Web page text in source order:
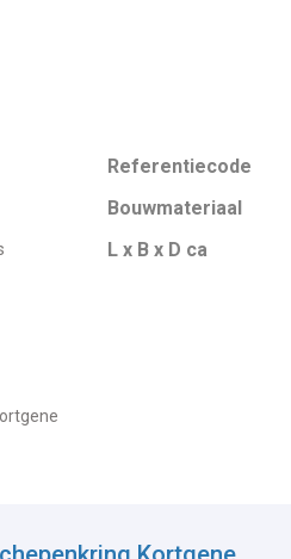
Referentiecode
Bouwmateriaal
L x B x D ca